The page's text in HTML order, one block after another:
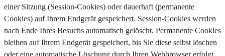
einer Sitzung (Session-Cookies) oder dauerhaft (permanente
Cookies) auf Ihrem Endgerät gespeichert. Session-Cookies werden
nach Ende Ihres Besuchs automatisch gelöscht. Permanente Cookies
bleiben auf Ihrem Endgerät gespeichert, bis Sie diese selbst löschen